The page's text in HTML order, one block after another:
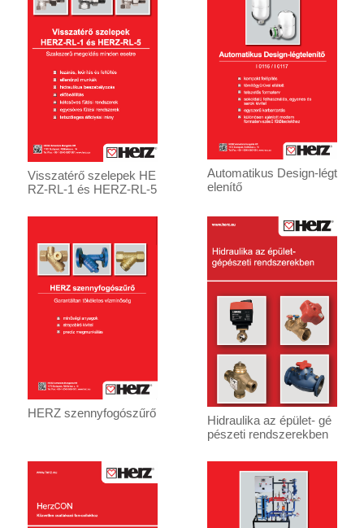
Visszatérő szelepek HE
RZ-RL-1 és HERZ-RL-5
Automatikus Design-légt
elenítő
HERZ szennyfogószűrő
Hidraulika az épület- gé
pészeti rendszerekben